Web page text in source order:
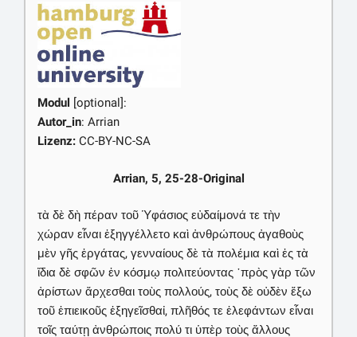
Modul [optional]:
Autor_in: Arrian
Lizenz: CC-BY-NC-SA
Arrian, 5, 25-28-Original
τὰ δὲ δὴ πέραν τοῦ Ὑφάσιος εὐδαίμονά τε τὴν
χώραν εἶναι ἐξηγγέλλετο καὶ ἀνθρώπους ἀγαθοὺς
μὲν γῆς ἐργάτας, γενναίους δὲ τὰ πολέμια καὶ ἐς τὰ
ἴδια δὲ σφῶν ἐν κόσμῳ πολιτεύοντας ῾πρὸς γὰρ τῶν
ἀρίστων ἄρχεσθαι τοὺς πολλούς, τοὺς δὲ οὐδὲν ἔξω
τοῦ ἐπιεικοῦς ἐξηγεῖσθαἰ, πλῆθός τε ἐλεφάντων εἶναι
τοῖς ταύτῃ ἀνθρώποις πολύ τι ὑπὲρ τοὺς ἄλλους